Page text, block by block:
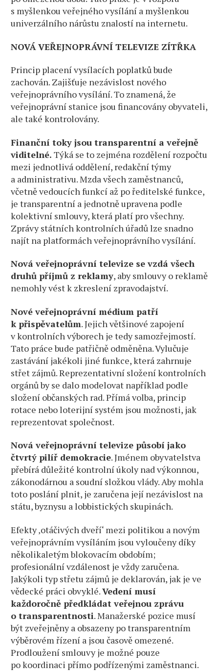
s myšlenkou veřejného vysílání a myšlenkou
univerzálního nárůstu znalostí na internetu.
NOVÁ VEŘEJNOPRÁVNÍ TELEVIZE ZÍTŘKA
Princip placení vysílacích poplatků bude
zachován. Zajišťuje nezávislost nového
veřejnoprávního vysílání. To znamená, že
veřejnoprávní stanice jsou financovány obyvateli,
ale také kontrolovány.
Finanční toky jsou transparentní a veřejně
viditelné. Týká se to zejména rozdělení rozpočtu
mezi jednotlivá oddělení, redakční týmy
a administrativu. Mzda všech zaměstnanců,
včetně vedoucích funkcí až po ředitelské funkce,
je transparentní a jednotně upravena podle
kolektivní smlouvy, která platí pro všechny.
Zprávy státních kontrolních úřadů lze snadno
najít na platformách veřejnoprávního vysílání.
Nová veřejnoprávní televize se vzdá všech
druhů příjmů z reklamy, aby smlouvy o reklamě
nemohly vést k zkreslení zpravodajství.
Nové veřejnoprávní médium patří
k přispěvatelům. Jejich většinové zapojení
v kontrolních výborech je tedy samozřejmostí.
Tato práce bude patřičně odměněna. Vylučuje
zastávání jakékoli jiné funkce, která zahrnuje
střet zájmů. Reprezentativní složení kontrolních
orgánů by se dalo modelovat například podle
složení občanských rad. Přímá volba, princip
rotace nebo loterijní systém jsou možnosti, jak
reprezentovat společnost.
Nová veřejnoprávní televize působí jako
čtvrtý pilíř demokracie. Jménem obyvatelstva
přebírá důležité kontrolní úkoly nad výkonnou,
zákonodárnou a soudní složkou vlády. Aby mohla
toto poslání plnit, je zaručena její nezávislost na
státu, byznysu a lobbistických skupinách.
Efekty ‚otáčivých dveří‘ mezi politikou a novým
veřejnoprávním vysíláním jsou vyloučeny díky
několikaletým blokovacím obdobím;
profesionální vzdálenost je vždy zaručena.
Jakýkoli typ střetu zájmů je deklarován, jak je ve
vědecké práci obvyklé.Vedení musí
každoročně předkládat veřejnou zprávu
o transparentnosti. Manažerské pozice musí
být zveřejněny a obsazeny po transparentním
výběrovém řízení a jsou časově omezené.
Prodloužení smlouvy je možné pouze
po koordinaci přímo podřízenými zaměstnanci.